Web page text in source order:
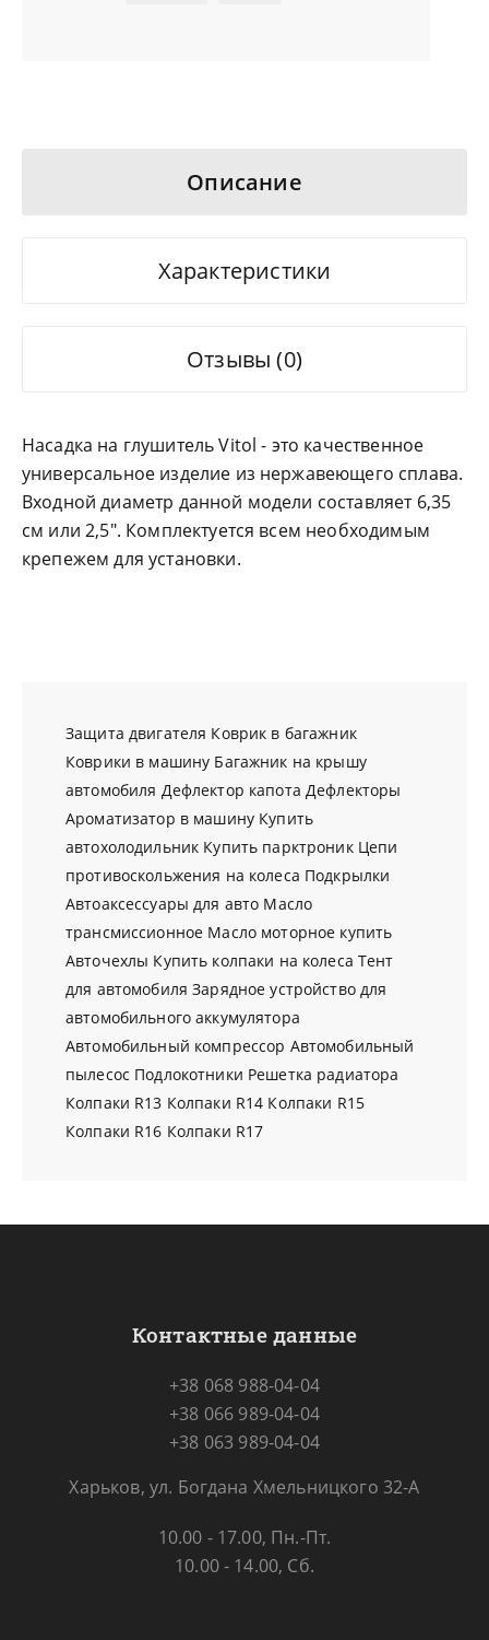
Описание
Характеристики
Отзывы (0)
Насадка на глушитель Vitol - это качественное
универсальное изделие из нержавеющего сплава.
Входной диаметр данной модели составляет 6,35
см или 2,5". Комплектуется всем необходимым
крепежем для установки.
Защита двигателя Коврик в багажник
Коврики в машину Багажник на крышу
автомобиля Дефлектор капота Дефлекторы
Ароматизатор в машину Купить
автохолодильник Купить парктроник Цепи
противоскольжения на колеса Подкрылки
Автоаксессуары для авто Масло
трансмиссионное Масло моторное купить
Авточехлы Купить колпаки на колеса Тент
для автомобиля Зарядное устройство для
автомобильного аккумулятора
Автомобильный компрессор Автомобильный
пылесос Подлокотники Решетка радиатора
Колпаки R13 Колпаки R14 Колпаки R15
Колпаки R16 Колпаки R17
Контактные данные
+38 068 988-04-04
+38 066 989-04-04
+38 063 989-04-04
Харьков, ул. Богдана Хмельницкого 32-А
10.00 - 17.00, Пн.-Пт.
10.00 - 14.00, Сб.